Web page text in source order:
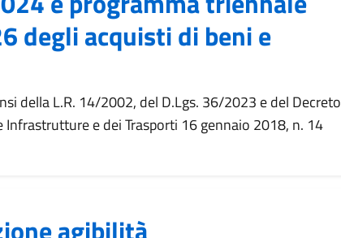
degli acquisti di beni e
della L.R. 14/2002, del D.Lgs. 36/2023 e del Decreto
Infrastrutture e dei Trasporti 16 gennaio 2018, n. 14